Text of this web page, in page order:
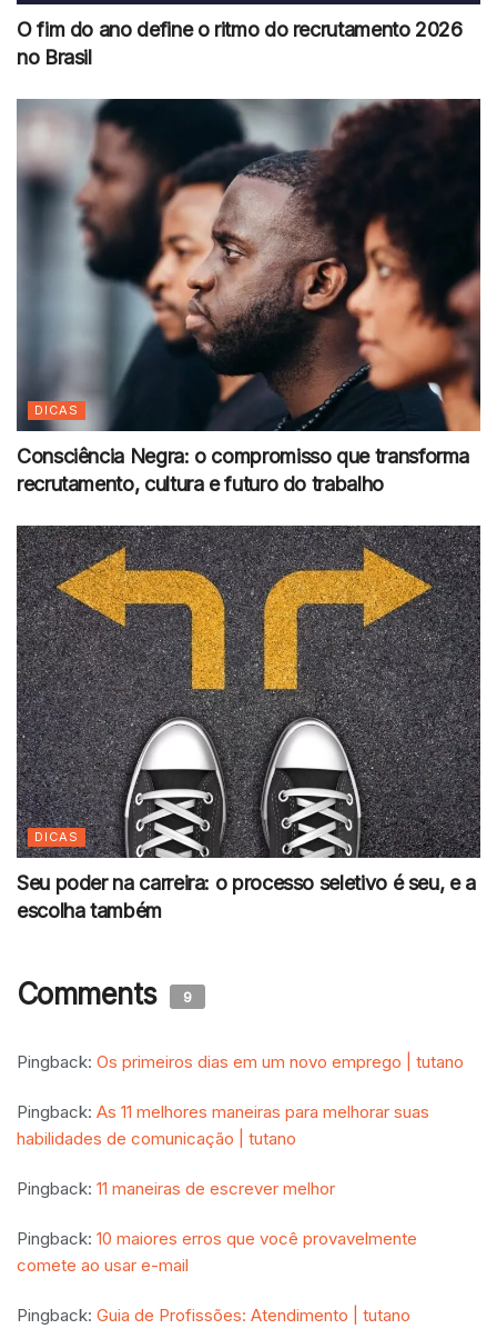
O fim do ano define o ritmo do recrutamento 2026
no Brasil
DICAS
Consciência Negra: o compromisso que transforma
recrutamento, cultura e futuro do trabalho
DICAS
Seu poder na carreira: o processo seletivo é seu, e a
escolha também
Comments 9
Pingback: Os primeiros dias em um novo emprego | tutano
Pingback: As 11 melhores maneiras para melhorar suas
habilidades de comunicação | tutano
Pingback: 11 maneiras de escrever melhor
Pingback: 10 maiores erros que você provavelmente
comete ao usar e-mail
Pingback: Guia de Profissões: Atendimento | tutano